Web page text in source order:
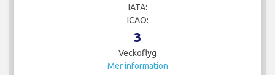
IATA:
ICAO:
3
Veckoflyg
Mer information